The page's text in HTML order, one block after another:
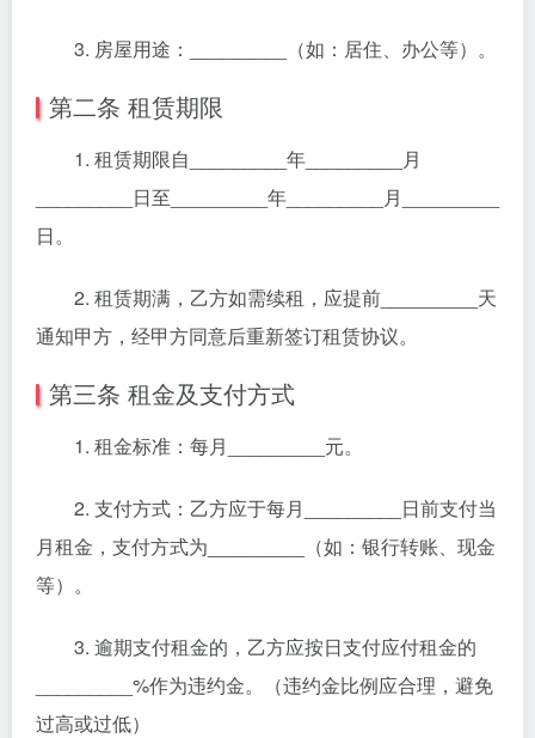
3. 房屋用途：_________（如：居住、办公等）。
第二条 租赁期限
1. 租赁期限自_________年_________月
_________日至_________年_________月_________
日。
2. 租赁期满，乙方如需续租，应提前_________天
通知甲方，经甲方同意后重新签订租赁协议。
第三条 租金及支付方式
1. 租金标准：每月_________元。
2. 支付方式：乙方应于每月_________日前支付当
月租金，支付方式为_________（如：银行转账、现金
等）。
3. 逾期支付租金的，乙方应按日支付应付租金的
_________%作为违约金。（违约金比例应合理，避免
过高或过低）